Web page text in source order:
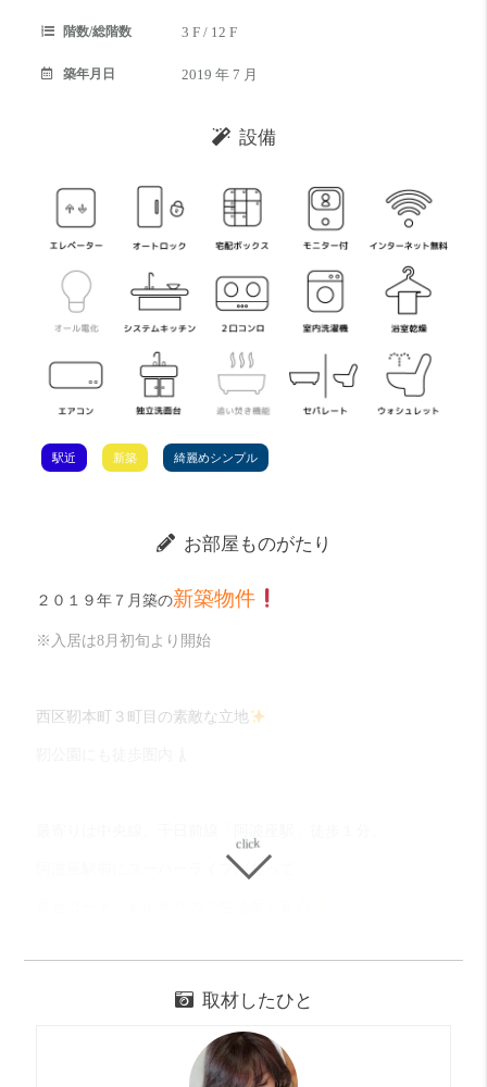
階数/総階数 3 F / 12 F
築年月日 2019 年 7 月
設備
駅近 新築 綺麗めシンプル
お部屋ものがたり
２０１９年７月築の新築物件
※入居は8月初旬より開始
西区靭本町３町目の素敵な立地
阿波座駅前にスーパーライフがあって
リビング１３帖、洋室５帖と６帖の
取材したひと